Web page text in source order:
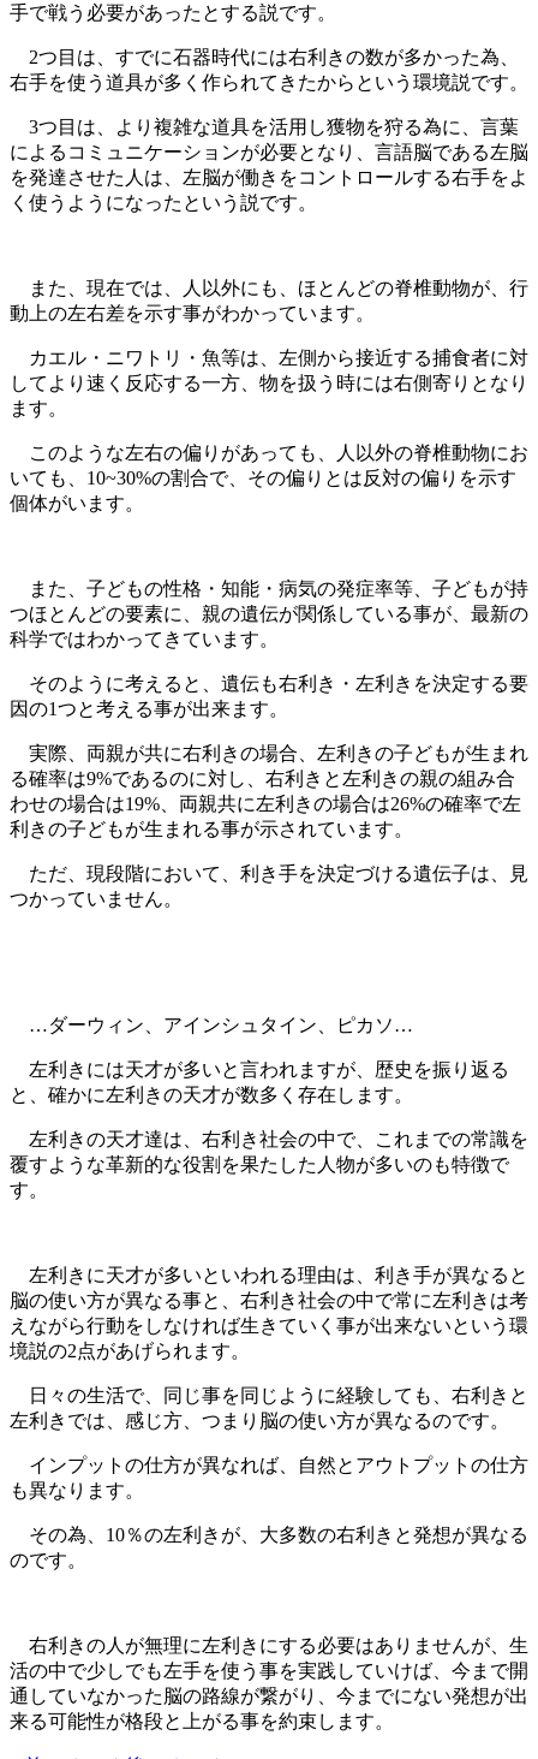
手で戦う必要があったとする説です。
2つ目は、すでに石器時代には右利きの数が多かった為、
右手を使う道具が多く作られてきたからという環境説です。
3つ目は、より複雑な道具を活用し獲物を狩る為に、言葉
によるコミュニケーションが必要となり、言語脳である左脳
を発達させた人は、左脳が働きをコントロールする右手をよ
く使うようになったという説です。
また、現在では、人以外にも、ほとんどの脊椎動物が、行
動上の左右差を示す事がわかっています。
カエル・ニワトリ・魚等は、左側から接近する捕食者に対
してより速く反応する一方、物を扱う時には右側寄りとなり
ます。
このような左右の偏りがあっても、人以外の脊椎動物にお
いても、10~30%の割合で、その偏りとは反対の偏りを示す
個体がいます。
また、子どもの性格・知能・病気の発症率等、子どもが持
つほとんどの要素に、親の遺伝が関係している事が、最新の
科学ではわかってきています。
そのように考えると、遺伝も右利き・左利きを決定する要
因の1つと考える事が出来ます。
実際、両親が共に右利きの場合、左利きの子どもが生まれ
る確率は9%であるのに対し、右利きと左利きの親の組み合
わせの場合は19%、両親共に左利きの場合は26%の確率で左
利きの子どもが生まれる事が示されています。
ただ、現段階において、利き手を決定づける遺伝子は、見
つかっていません。
…ダーウィン、アインシュタイン、ピカソ…
左利きには天才が多いと言われますが、歴史を振り返る
と、確かに左利きの天才が数多く存在します。
左利きの天才達は、右利き社会の中で、これまでの常識を
覆すような革新的な役割を果たした人物が多いのも特徴で
す。
左利きに天才が多いといわれる理由は、利き手が異なると
脳の使い方が異なる事と、右利き社会の中で常に左利きは考
えながら行動をしなければ生きていく事が出来ないという環
境説の2点があげられます。
日々の生活で、同じ事を同じように経験しても、右利きと
左利きでは、感じ方、つまり脳の使い方が異なるのです。
インプットの仕方が異なれば、自然とアウトプットの仕方
も異なります。
その為、10％の左利きが、大多数の右利きと発想が異なる
のです。
右利きの人が無理に左利きにする必要はありませんが、生
活の中で少しでも左手を使う事を実践していけば、今まで開
通していなかった脳の路線が繋がり、今までにない発想が出
来る可能性が格段と上がる事を約束します。